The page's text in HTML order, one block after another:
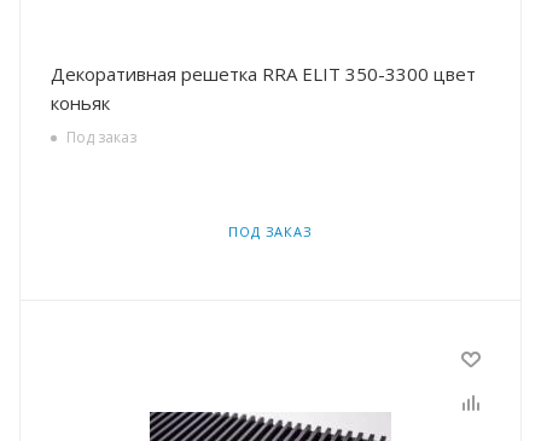
Декоративная решетка RRA ELIT 350-3300 цвет
коньяк
Под заказ
ПОД ЗАКАЗ